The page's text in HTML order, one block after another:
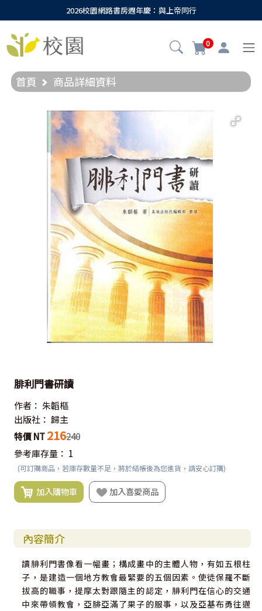
2026校園網路書房週年慶：與上帝同行
0
首頁 商品詳細資料
腓利門書研讀
作者： 朱韜樞
出版社： 歸主
特價 NT 216240
參考庫存量： 1
(可訂購商品，若庫存數量不足，將於結帳後為您進貨，請安心訂購)
加入購物車 加入喜愛商品
內容簡介
讀腓利門書像看一幅畫；構成畫中的主體人物，有如五根柱
子，是建造一個地方教會最緊要的五個因素。使徒保羅不斷
拔高的職事，提摩太對跟隨主的認定，腓利門在信心的交通
中來帶領教會，亞腓亞滿了果子的服事，以及亞基布勇往邁